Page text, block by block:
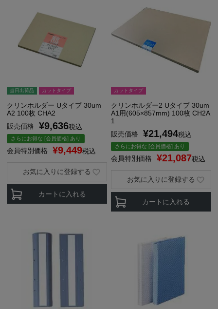
当日出荷品 カットタイプ
クリンホルダー Uタイプ 30um
A2 100枚 CHA2
販売価格
¥9,636税込
さらにお得な [会員価格] あり
会員特別価格 ¥9,449税込
カートに入れる
お気に入りに登録する
カットタイプ
クリンホルダー2 Uタイプ 30um
A1用(605×857mm) 100枚 CH2A
1
販売価格
¥21,494税込
さらにお得な [会員価格] あり
会員特別価格 ¥21,087税込
カートに入れる
お気に入りに登録する